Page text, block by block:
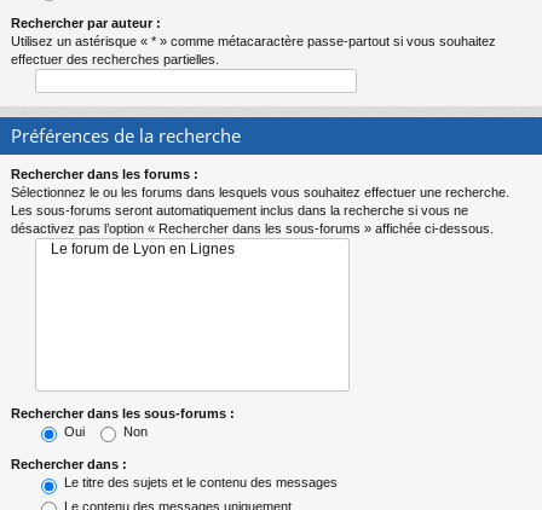
Rechercher par auteur :
Utilisez un astérisque « * » comme métacaractère passe-partout si vous souhaitez
effectuer des recherches partielles.
Préférences de la recherche
Rechercher dans les forums :
Sélectionnez le ou les forums dans lesquels vous souhaitez effectuer une recherche.
Les sous-forums seront automatiquement inclus dans la recherche si vous ne
désactivez pas l’option « Rechercher dans les sous-forums » affichée ci-dessous.
Rechercher dans les sous-forums :
Oui
Non
Rechercher dans :
Le titre des sujets et le contenu des messages
Le contenu des messages uniquement